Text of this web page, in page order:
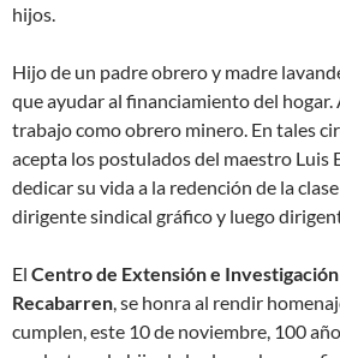
hijos.
Hijo de un padre obrero y madre
que ayudar al financiamiento del hogar.
trabajo como obrero minero. En tales
acepta los postulados del maestro Luis
dedicar su vida a la redención de la
dirigente sindical gráfico y luego
El Centro de Extensión e
Recabarren , se honra al rendir
cumplen, este 10 de noviembre, 100